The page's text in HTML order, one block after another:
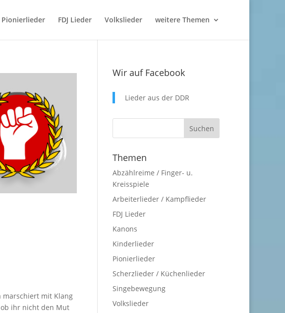
Pionierlieder FDJ Lieder Volkslieder weitere Themen
marschiert mit Klang
ob ihr nicht den Mut
Wir auf Facebook
Lieder aus der DDR
Themen
Abzählreime / Finger- u.
Kreisspiele
Arbeiterlieder / Kampflieder
FDJ Lieder
Kanons
Kinderlieder
Pionierlieder
Scherzlieder / Küchenlieder
Singebewegung
Volkslieder